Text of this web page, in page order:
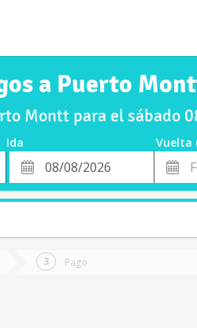
a Puerto
Montt para el sábado
Ida
Vuelta
Fecha
de
Fecha
de
Vuelta
Pago